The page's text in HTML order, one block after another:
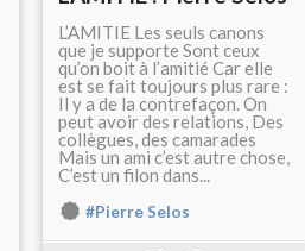
L’AMITIE Les seuls canons
que je supporte Sont ceux
qu’on boit à l’amitié Car elle
est se fait toujours plus rare :
Il y a de la contrefaçon. On
peut avoir des relations, Des
collègues, des camarades
Mais un ami c’est autre chose,
C’est un filon dans...
#Pierre Selos